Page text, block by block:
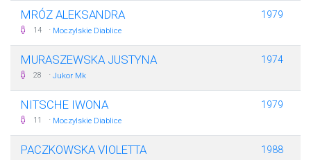
MRÓZ ALEKSANDRA
14 · Moczylskie Diablice
1979
MURASZEWSKA JUSTYNA
28 · Jukor Mk
1974
NITSCHE IWONA
11 · Moczylskie Diablice
1979
PACZKOWSKA VIOLETTA 1988